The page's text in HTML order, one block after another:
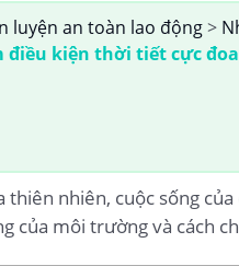
luyện an toàn lao động>
điều kiện thời tiết cực
thiên nhiên, cuộc sống
của môi trường và cách